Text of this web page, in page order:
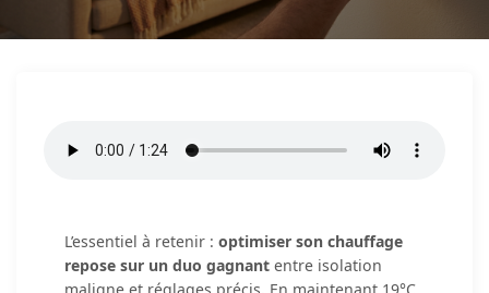
L’essentiel à retenir : optimiser son chauffage
repose sur un duo gagnantentre isolation